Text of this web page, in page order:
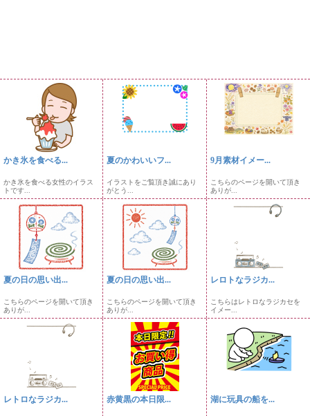
かき氷を食べる...
かき氷を食べる女性のイラス
トです...
夏のかわいいフ...
イラストをご覧頂き誠にあり
がとう...
9月素材イメー...
こちらのページを開いて頂き
ありが...
夏の日の思い出...
こちらのページを開いて頂き
ありが...
夏の日の思い出...
こちらのページを開いて頂き
ありが...
レロトなラジカ...
こちらはレトロなラジカセを
イメー...
レトロなラジカ... 赤黄黒の本日限... 湖に玩具の船を...